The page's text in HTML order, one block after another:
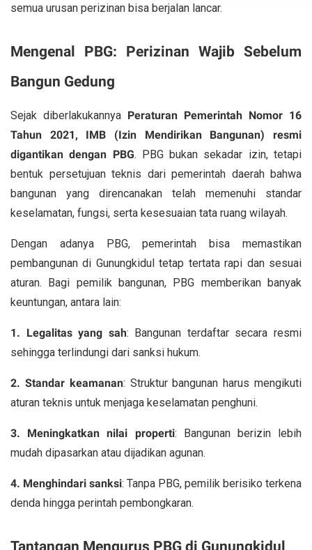
semua urusan perizinan bisa berjalan lancar.
Mengenal PBG: Perizinan Wajib Sebelum
Bangun Gedung
Sejak diberlakukannya Peraturan Pemerintah Nomor 16
Tahun 2021, IMB (Izin Mendirikan Bangunan) resmi
digantikan dengan PBG. PBG bukan sekadar izin, tetapi
bentuk persetujuan teknis dari pemerintah daerah bahwa
bangunan yang direncanakan telah memenuhi standar
keselamatan, fungsi, serta kesesuaian tata ruang wilayah.
Dengan adanya PBG, pemerintah bisa memastikan
pembangunan di Gunungkidul tetap tertata rapi dan sesuai
aturan. Bagi pemilik bangunan, PBG memberikan banyak
keuntungan, antara lain:
1. Legalitas yang sah: Bangunan terdaftar secara resmi
sehingga terlindungi dari sanksi hukum.
2. Standar keamanan: Struktur bangunan harus mengikuti
aturan teknis untuk menjaga keselamatan penghuni.
3. Meningkatkan nilai properti: Bangunan berizin lebih
mudah dipasarkan atau dijadikan agunan.
4. Menghindari sanksi: Tanpa PBG, pemilik berisiko terkena
denda hingga perintah pembongkaran.
Tantangan Mengurus PBG di Gunungkidul